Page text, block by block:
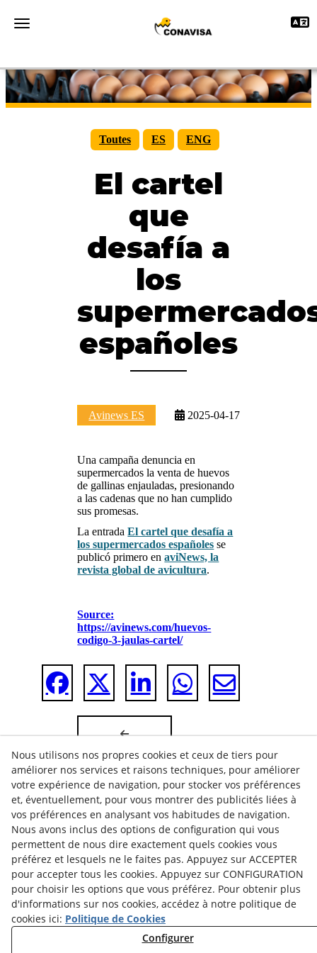
Toggle navigation
Toutes ES ENG
El cartel
que
desafía a
los
españoles
Avinews ES 2025-04-17
Una campaña denuncia en
supermercados la venta de huevos
de gallinas enjauladas, presionando
a las cadenas que no han cumplido
sus promesas.
La entradaEl cartel que desafía a
los supermercados españoles se
publicó primero enaviNews, la
revista global de avicultura.
Source:
https://avinews.com/huevos-
codigo-3-jaulas-cartel/
POLITIQUE DE COOKIES
CONSEILS JURIDIQUES
POLITIQUE DE CONFIDENTIALITÉ
Nous utilisons nos propres cookies et ceux de tiers pour
améliorer nos services et raisons techniques, pour améliorer
votre expérience de navigation, pour stocker vos préférences
et, éventuellement, pour vous montrer des publicités liées à
vos préférences en analysant vos habitudes de navigation.
Nous avons inclus des options de configuration qui vous
permettent de nous dire exactement quels cookies vous
préférez et lesquels ne le faites pas. Appuyez sur ACCEPTER
pour accepter tous les cookies. Appuyez sur CONFIGURATION
pour choisir les options que vous préférez. Pour obtenir plus
d'informations sur nos cookies, accédez à notre politique de
cookies ici: Politique de Cookies
Configurer